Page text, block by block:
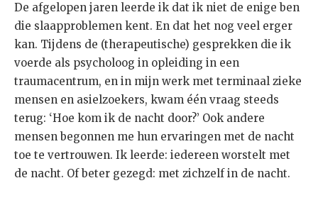
De afgelopen jaren leerde ik dat ik niet de enige ben
die slaapproblemen kent. En dat het nog veel erger
kan. Tijdens de (therapeutische) gesprekken die ik
voerde als psycholoog in opleiding in een
traumacentrum, en in mijn werk met terminaal zieke
mensen en asielzoekers, kwam één vraag steeds
terug: ‘Hoe kom ik de nacht door?’ Ook andere
mensen begonnen me hun ervaringen met de nacht
toe te vertrouwen. Ik leerde: iedereen worstelt met
de nacht. Of beter gezegd: met zichzelf in de nacht.